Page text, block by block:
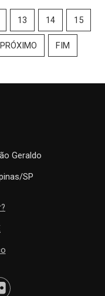
13 14 15
PRÓXIMO FIM
Geraldo
SP